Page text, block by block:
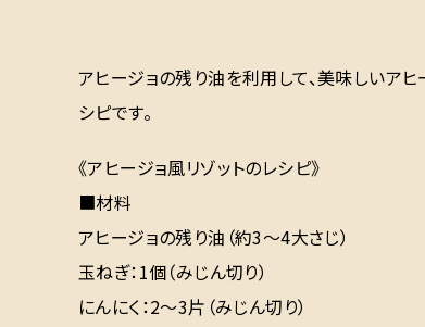
アヒージョの残り油を利用して、美味しいア
シピです。
《アヒージョ風リゾットのレシピ》
■材料
アヒージョの残り油（約3〜4大さじ）
玉ねぎ：1個（みじん切り）
にんにく：2〜3片（みじん切り）